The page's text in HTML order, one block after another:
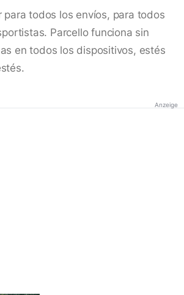
para todos los envíos, para todos
Parcello funciona sin
en todos los dispositivos, estés
Anzeige